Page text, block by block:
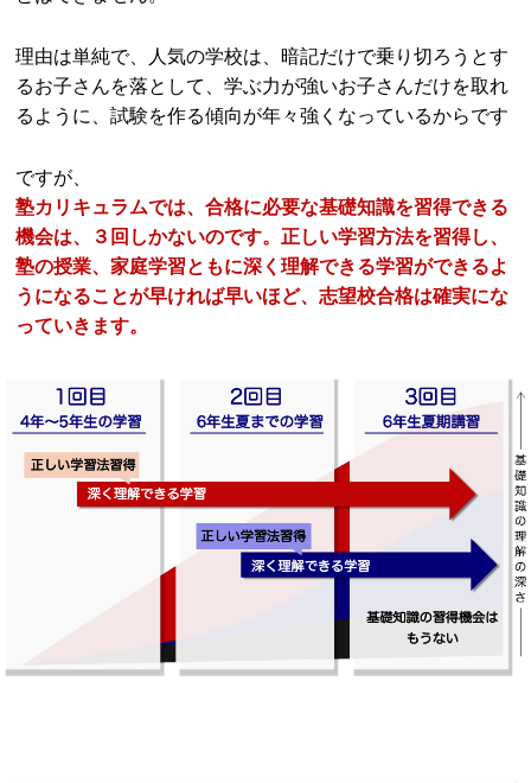
理由は単純で、人気の学校は、暗記だけで乗り切ろうとす
るお子さんを落として、学ぶ力が強いお子さんだけを取れ
るように、試験を作る傾向が年々強くなっているからです
ですが、
塾カリキュラムでは、合格に必要な基礎知識を習得できる
機会は、３回しかないのです。正しい学習方法を習得し、
塾の授業、家庭学習ともに深く理解できる学習ができるよ
うになることが早ければ早いほど、志望校合格は確実にな
っていきます。